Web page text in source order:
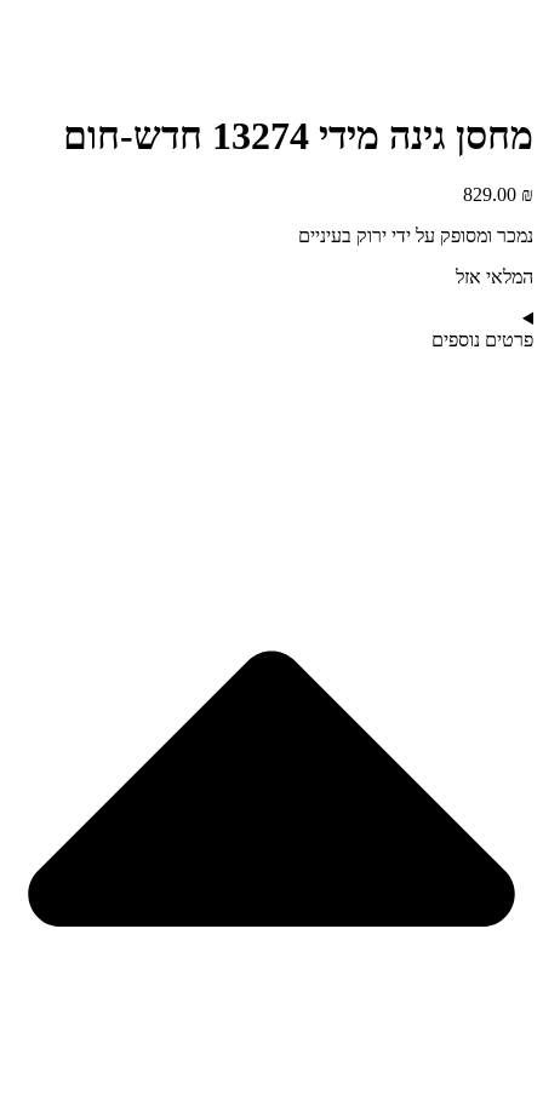
מחסן גינה מידי 13274 חדש-חום
829.00 ₪
נמכר ומסופק על ידי ירוק בעיניים
המלאי אזל
פרטים נוספים